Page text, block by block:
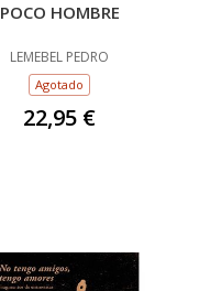
POCO HOMBRE
LEMEBEL PEDRO
Agotado
22,95 €